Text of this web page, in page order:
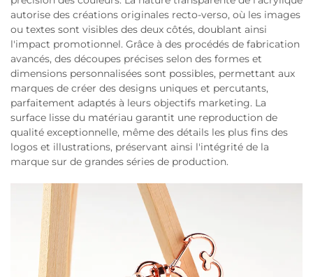
autorise des créations originales recto-verso, où les images
ou textes sont visibles des deux côtés, doublant ainsi
l'impact promotionnel. Grâce à des procédés de fabrication
avancés, des découpes précises selon des formes et
dimensions personnalisées sont possibles, permettant aux
marques de créer des designs uniques et percutants,
parfaitement adaptés à leurs objectifs marketing. La
surface lisse du matériau garantit une reproduction de
qualité exceptionnelle, même des détails les plus fins des
logos et illustrations, préservant ainsi l'intégrité de la
marque sur de grandes séries de production.